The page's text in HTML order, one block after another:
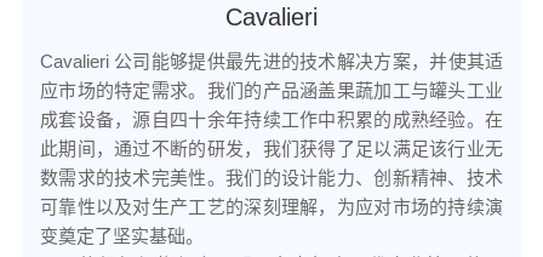
Cavalieri
Cavalieri 公司能够提供最先进的技术解决方案，并使其适
应市场的特定需求。我们的产品涵盖果蔬加工与罐头工业
成套设备，源自四十余年持续工作中积累的成熟经验。在
此期间，通过不断的研发，我们获得了足以满足该行业无
数需求的技术完美性。我们的设计能力、创新精神、技术
可靠性以及对生产工艺的深刻理解，为应对市场的持续演
变奠定了坚实基础。